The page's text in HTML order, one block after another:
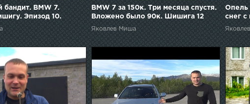
бандит. BMW 7.
Эпизод 10.
BMW 7 за 150к. Три месяца спустя.
Вложено было 90к. Шишига 12
эпизод.
Яковлев Миша
Опель
снег с